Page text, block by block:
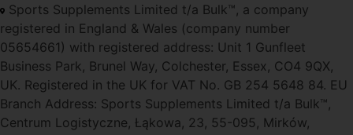
Sports Supplements Limited t/a Bulk™, a company
registered in England & Wales (company number
05654661) with registered address: Unit 1 Gunfleet
Business Park, Brunel Way, Colchester, Essex, CO4 9QX,
UK. Registered in the UK for VAT No. GB 254 5648 84. EU
Branch Address: Sports Supplements Limited t/a Bulk™,
Centrum Logistyczne, Łąkowa, 23, 55-095, Mirków,